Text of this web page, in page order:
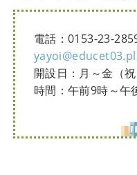
電話：0153-23-
開設日：月～金（
時間：午前9時～午